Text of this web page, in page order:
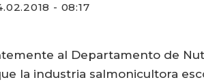
- 08:17
al Departamento de
la industria salmonicultora